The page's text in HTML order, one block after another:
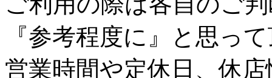
『参考程度に』と思っ
営業時間や定休日、休